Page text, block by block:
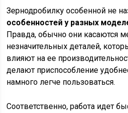
Зернодробилку особенной не
особенностей у разных
Правда, обычно они касаются
незначительных деталей,
влияют на ее
делают приспособление
намного легче пользоваться.
Соответственно, работа идет